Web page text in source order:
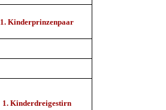
1. Kinderprinzenpaar
1. Kinderdreigestirn